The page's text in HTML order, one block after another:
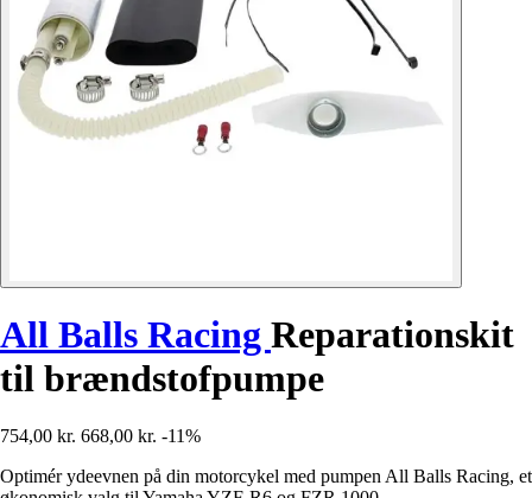
All Balls Racing Reparationskit
til brændstofpumpe
754,00 kr. 668,00 kr. -11%
Optimér ydeevnen på din motorcykel med pumpen All Balls Racing, et